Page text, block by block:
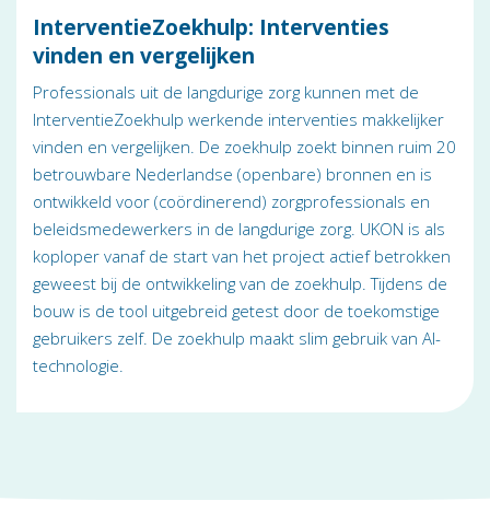
InterventieZoekhulp: Interventies
vinden en vergelijken
Professionals uit de langdurige zorg kunnen met de
InterventieZoekhulp werkende interventies makkelijker
vinden en vergelijken. De zoekhulp zoekt binnen ruim 20
betrouwbare Nederlandse (openbare) bronnen en is
ontwikkeld voor (coördinerend) zorgprofessionals en
beleidsmedewerkers in de langdurige zorg. UKON is als
koploper vanaf de start van het project actief betrokken
geweest bij de ontwikkeling van de zoekhulp. Tijdens de
bouw is de tool uitgebreid getest door de toekomstige
gebruikers zelf. De zoekhulp maakt slim gebruik van AI-
technologie.